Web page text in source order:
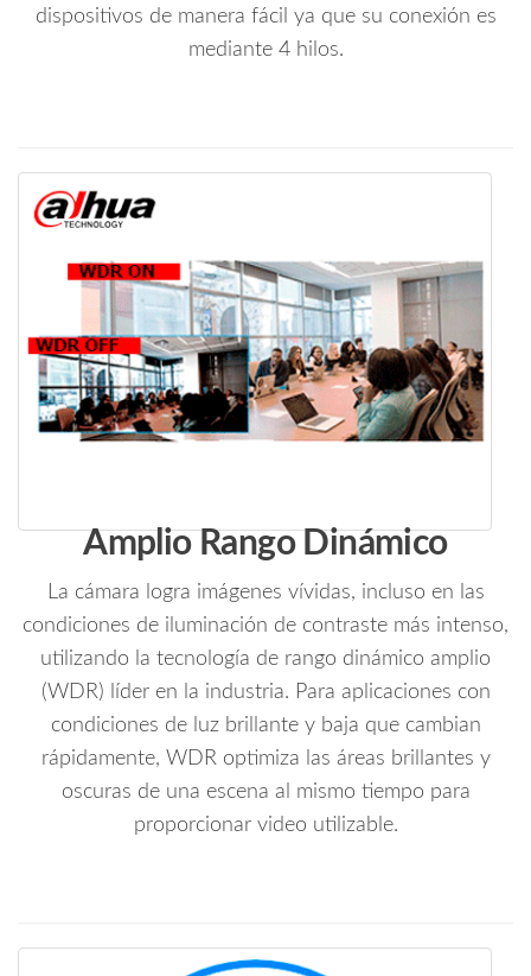
dispositivos de manera fácil ya que su conexión es
mediante 4 hilos.
Amplio Rango Dinámico
La cámara logra imágenes vívidas, incluso en las
condiciones de iluminación de contraste más intenso,
utilizando la tecnología de rango dinámico amplio
(WDR) líder en la industria. Para aplicaciones con
condiciones de luz brillante y baja que cambian
rápidamente, WDR optimiza las áreas brillantes y
oscuras de una escena al mismo tiempo para
proporcionar video utilizable.